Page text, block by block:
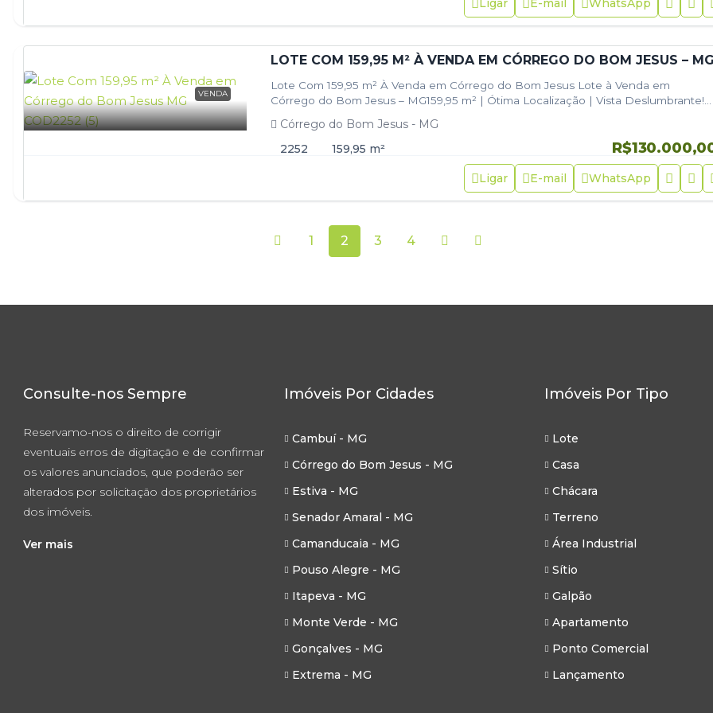
Ligar E-mail WhatsApp
VENDA
LOTE COM 159,95 M² À VENDA EM CÓRREGO DO BOM JESUS –
Lote Com 159,95 m² À Venda em Córrego do Bom Jesus Lote à Venda em
Córrego do Bom Jesus – MG159,95 m² | Ótima Localização | Vista Deslumbrante!…
Córrego do Bom Jesus - MG
2252
159,95 m²
Ligar E-mail WhatsApp
1 2 3 4
Consulte-nos Sempre
Reservamo-nos o direito de corrigir
eventuais erros de digitação e de confirmar
os valores anunciados, que poderão ser
alterados por solicitação dos proprietários
dos imóveis.
Ver mais
Imóveis Por Cidades
Cambuí - MG
Córrego do Bom Jesus - MG
Estiva - MG
Senador Amaral - MG
Camanducaia - MG
Pouso Alegre - MG
Itapeva - MG
Monte Verde - MG
Gonçalves - MG
Extrema - MG
Imóveis Por Tipo
Lote
Casa
Chácara
Terreno
Área Industrial
Sítio
Galpão
Apartamento
Ponto Comercial
Lançamento